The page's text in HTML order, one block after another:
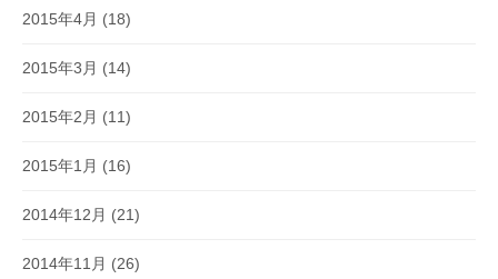
2015年4月 (18)
2015年3月 (14)
2015年2月 (11)
2015年1月 (16)
2014年12月 (21)
2014年11月 (26)